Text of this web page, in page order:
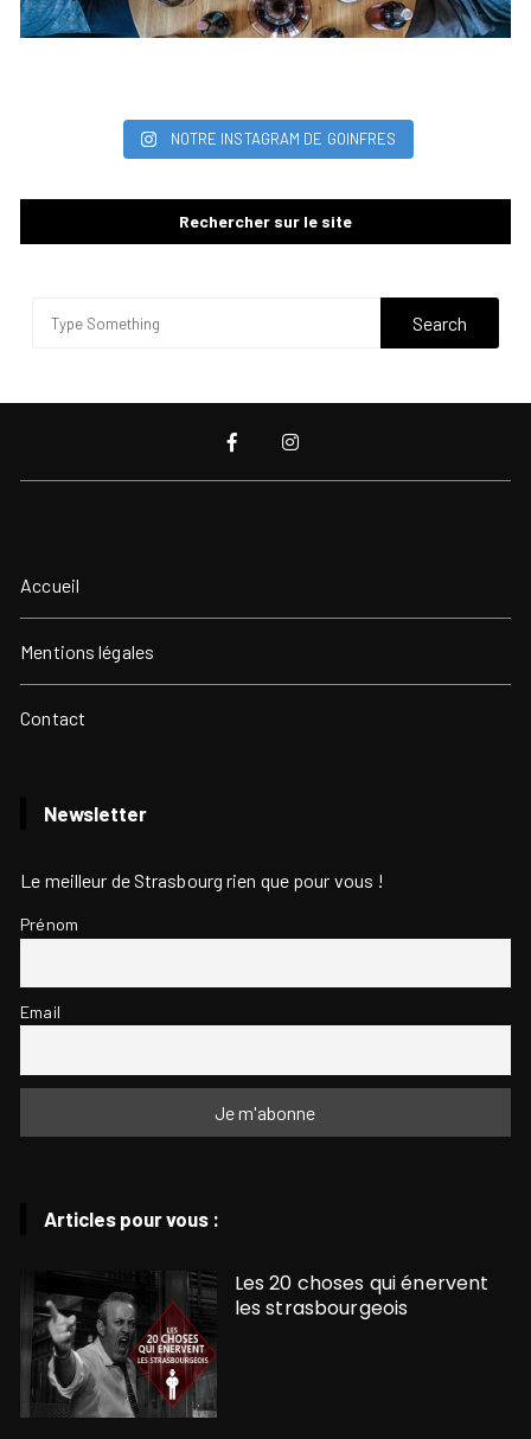
NOTRE INSTAGRAM DE GOINFRES
Rechercher sur le site
Accueil
Mentions légales
Contact
Newsletter
Le meilleur de Strasbourg rien que pour vous !
Prénom
Email
Articles pour vous :
Les 20 choses qui énervent
les strasbourgeois